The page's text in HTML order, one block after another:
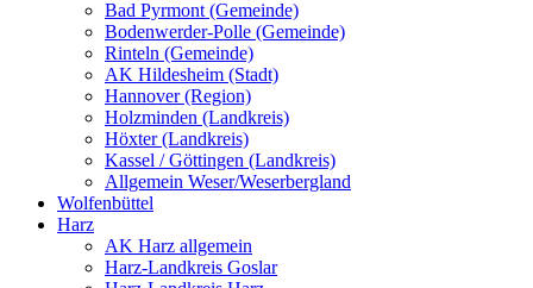
Bad Pyrmont (Gemeinde)
Bodenwerder-Polle (Gemeinde)
Rinteln (Gemeinde)
AK Hildesheim (Stadt)
Hannover (Region)
Holzminden (Landkreis)
Höxter (Landkreis)
Kassel / Göttingen (Landkreis)
Allgemein Weser/Weserbergland
Wolfenbüttel
Harz
AK Harz allgemein
Harz-Landkreis Goslar